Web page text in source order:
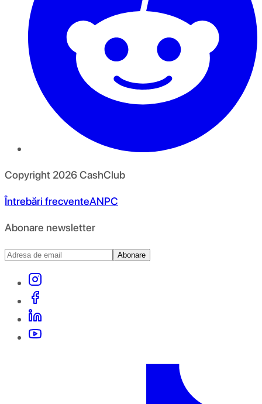
Copyright 2026CashClub
Întrebări frecventeANPC
Abonare newsletter
Abonare